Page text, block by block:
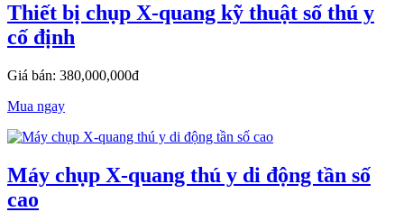
Thiết bị chụp X-quang kỹ thuật số thú y
cố định
Giá bán: 380,000,000đ
Mua ngay
Máy chụp X-quang thú y di động tần số
cao